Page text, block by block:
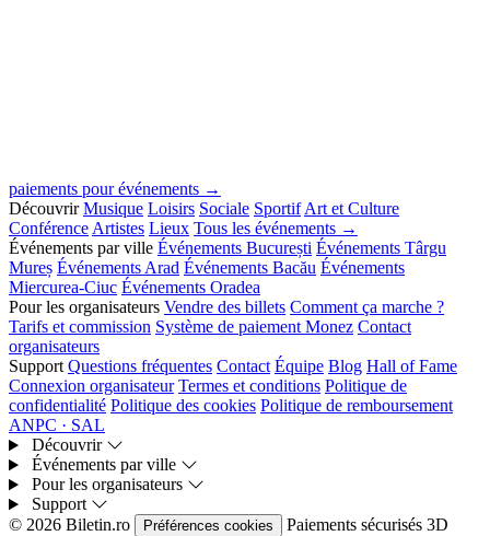
paiements pour événements →
Découvrir Musique Loisirs Sociale Sportif Art et Culture
Conférence Artistes Lieux Tous les événements →
Événements par ville Événements București Événements Târgu
Mureș Événements Arad Événements Bacău Événements
Miercurea-Ciuc Événements Oradea
Pour les organisateurs Vendre des billets Comment ça marche ?
Tarifs et commission Système de paiement Monez Contact
organisateurs
Support Questions fréquentes Contact Équipe Blog Hall of Fame
Connexion organisateur Termes et conditions Politique de
confidentialité Politique des cookies Politique de remboursement
ANPC · SAL
Découvrir
Événements par ville
Pour les organisateurs
Support
© 2026 Biletin.ro
Préférences cookies Paiements sécurisés 3D